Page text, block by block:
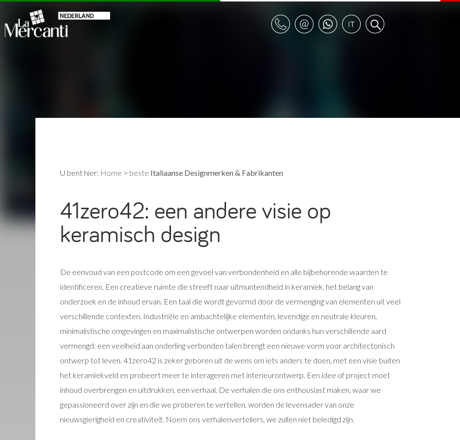
U bent hier: Home > beste Italiaanse Designmerken & Fabrikanten
41zero42: een andere visie op
keramisch design
De eenvoud van een postcode om een gevoel van verbondenheid en alle bijbehorende waarden te
identificeren. Een creatieve ruimte die streeft naar uitmuntendheid in keramiek, het belang van
onderzoek en de inhoud ervan. Een taal die wordt gevormd door de vermenging van elementen uit veel
verschillende contexten. Industriële en ambachtelijke elementen, levendige en neutrale kleuren,
minimalistische omgevingen en maximalistische ontwerpen worden ondanks hun verschillende aard
vermengd: een veelheid aan onderling verbonden talen brengt een nieuwe vorm voor architectonisch
ontwerp tot leven. 41zero42 is zeker geboren uit de wens om iets anders te doen, met een visie buiten
het keramiekveld en probeert meer te interageren met interieurontwerp. Een idee of project moet
inhoud overbrengen en uitdrukken, een verhaal. De verhalen die ons enthousiast maken, waar we
gepassioneerd over zijn en die we proberen te vertellen, worden de levensader van onze
nieuwsgierigheid en creativiteit. Noem ons verhalenvertellers, we zullen niet beledigd zijn.